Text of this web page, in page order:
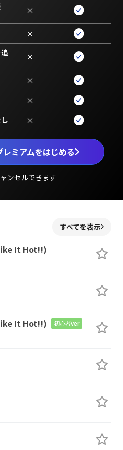
ミアムをはじめる
ンセルできます
×
×
×
×
×
×
すべてを表示
It Hot!!)
It Hot!!) 初心者ver